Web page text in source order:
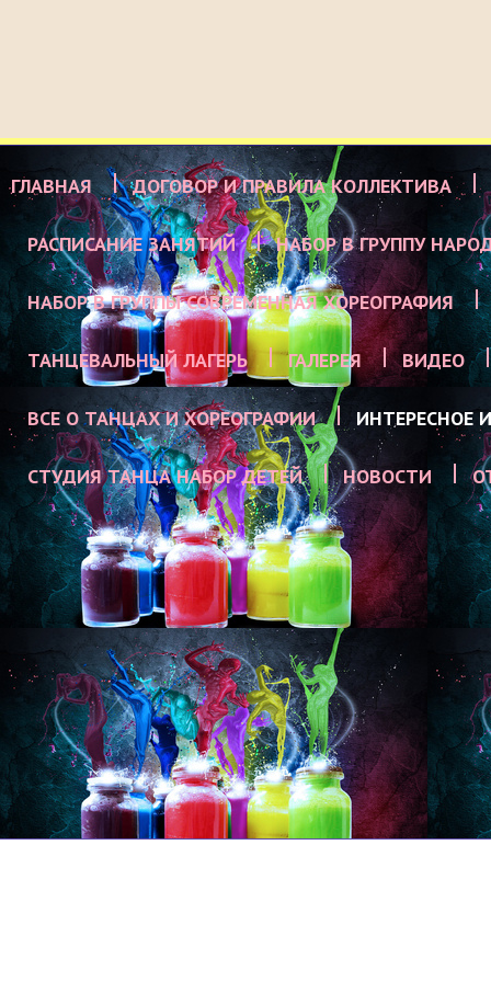
ГЛАВНАЯ ДОГОВОР И ПРАВИЛА КОЛЛЕКТИВА
РАСПИСАНИЕ ЗАНЯТИЙ НАБОР В ГРУППУ
НАБОР В ГРУППЫ СОВРЕМЕННАЯ ХОРЕОГРАФИЯ
ТАНЦЕВАЛЬНЫЙ ЛАГЕРЬ ГАЛЕРЕЯ ВИДЕО
ВСЕ О ТАНЦАХ И ХОРЕОГРАФИИ ИНТЕРЕСНОЕ
СТУДИЯ ТАНЦА НАБОР ДЕТЕЙ НОВОСТИ